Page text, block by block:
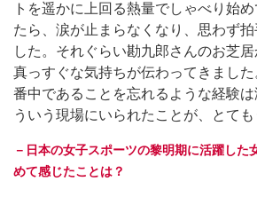
トを遥かに上回る熱量でしゃべり始
たら、涙が止まらなくなり、思わず
した。それぐらい勘九郎さんのお芝
真っすぐな気持ちが伝わってきまし
番中であることを忘れるような経験
ういう現場にいられたことが、とても
－日本の女子スポーツの黎明期に活躍した
めて感じたことは？